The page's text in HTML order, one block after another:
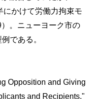
かけて労働力拘束モ
。ニューヨーク市の
である。
Opposition and Giving
and Recipients,"